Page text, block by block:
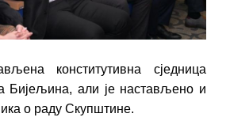
јула пријем захтјева за новчану
за набавку школског прибора
захтјева за регресирано
доступни од 13. марта до 15.
конститутивна сједница
Бијељина, али је настављено и
о раду Скупштине.